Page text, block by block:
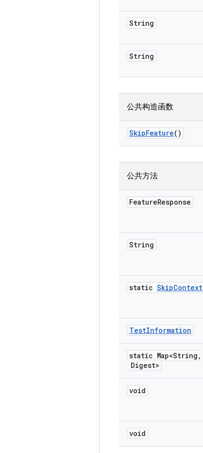
String
String
公共构造函数
SkipFeature()
公共方法
FeatureResponse
String
static SkipContext
TestInformation
static Map<String ,
Digest>
void
void